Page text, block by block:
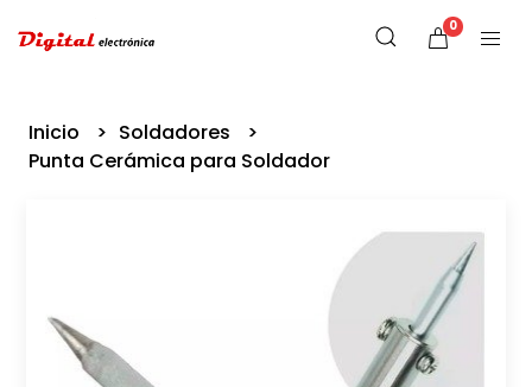
0
Inicio
Soldadores
Punta Cerámica para Soldador